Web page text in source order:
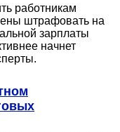
работникам
штрафовать на
зарплаты
начнет